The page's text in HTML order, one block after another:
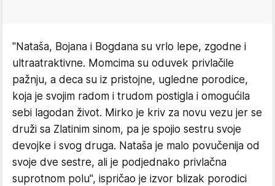
"Nataša, Bojana i Bogdana su vrlo lepe, zgodne i
ultraatraktivne. Momcima su oduvek privlačile
pažnju, a deca su iz pristojne, ugledne porodice,
koja je svojim radom i trudom postigla i omogućila
sebi lagodan život. Mirko je kriv za novu vezu jer se
druži sa Zlatinim sinom, pa je spojio sestru svoje
devojke i svog druga. Nataša je malo povučenija od
svoje dve sestre, ali je podjednako privlačna
suprotnom polu", ispričao je izvor blizak porodici